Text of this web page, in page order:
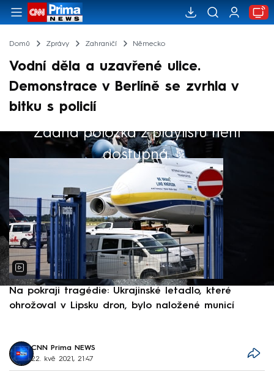
Domů Zprávy Zahraničí Německo
Vodní děla a uzavřené ulice.
Demonstrace v Berlíně se zvrhla v
bitku s policií
Žádná položka z playlistu není
dostupná.
Výběr redakce
Na pokraji tragédie: Ukrajinské letadlo, které
ohrožoval v Lipsku dron, bylo naložené municí
CNN Prima NEWS
22. kvě 2021, 21:47